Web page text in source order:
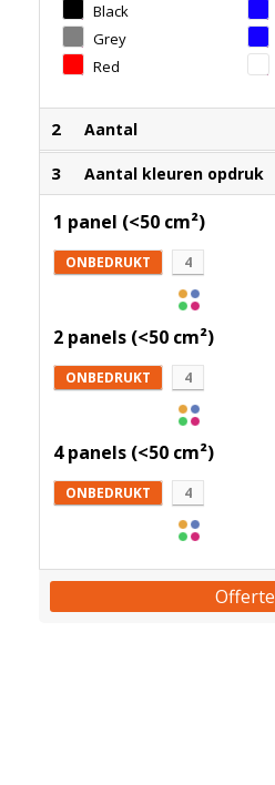
Black
Grey
Red
2 Aantal
3 Aantal kleuren opdruk
1 panel (<50 cm²)
ONBEDRUKT 4
2 panels (<50 cm²)
ONBEDRUKT 4
4 panels (<50 cm²)
ONBEDRUKT 4
Offerte